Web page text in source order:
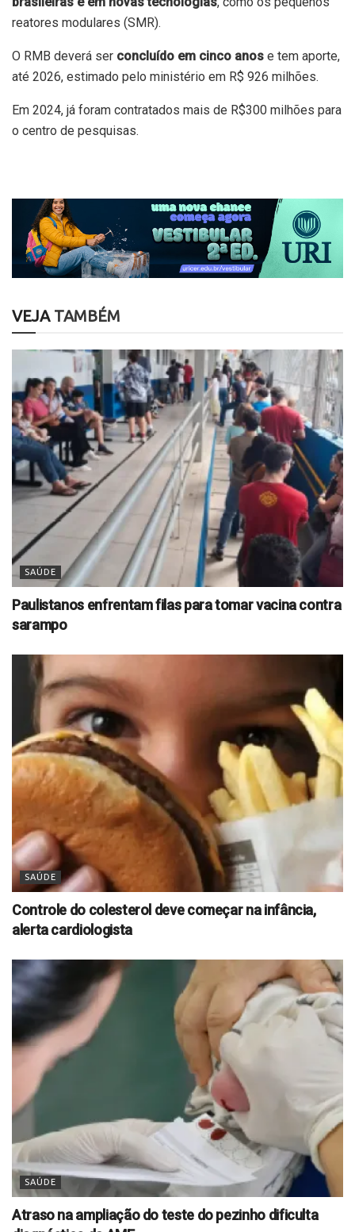
reatores modulares (SMR).
O RMB deverá ser concluído em cinco anos e tem aporte,
até 2026, estimado pelo ministério em R$ 926 milhões.
Em 2024, já foram contratados mais de R$300 milhões para
o centro de pesquisas.
VEJATAMBÉM
SAÚDE
Paulistanos enfrentam filas para tomar vacina contra
sarampo
SAÚDE
Controle do colesterol deve começar na infância,
alerta cardiologista
SAÚDE
Atraso na ampliação do teste do pezinho dificulta